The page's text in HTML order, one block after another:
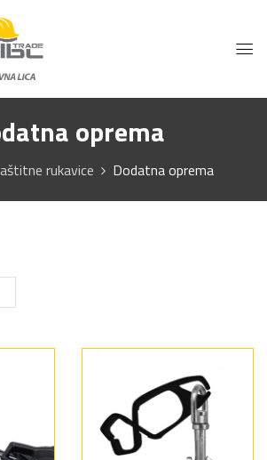
oprema
rukavice Dodatna oprema